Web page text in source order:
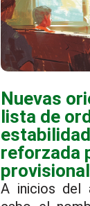
Nuevas
lista de
reforzada
A inicios del